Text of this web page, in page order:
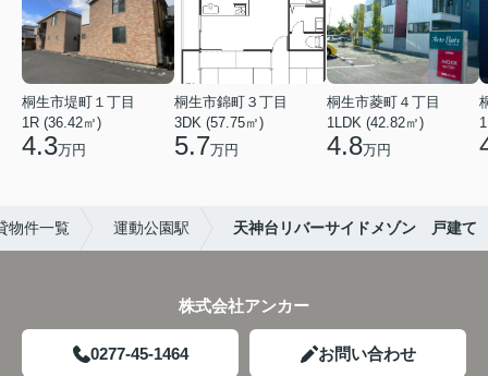
桐生市堤町１丁目
1R (36.42㎡)
4.3万円
桐生市錦町３丁目
3DK (57.75㎡)
5.7万円
桐生市菱町４丁目
1LDK (42.82㎡)
4.8万円
物件一覧 運動公園駅 天神台リバーサイドメゾン 戸建て
株式会社アンカー
0277-45-1464 お問い合わせ